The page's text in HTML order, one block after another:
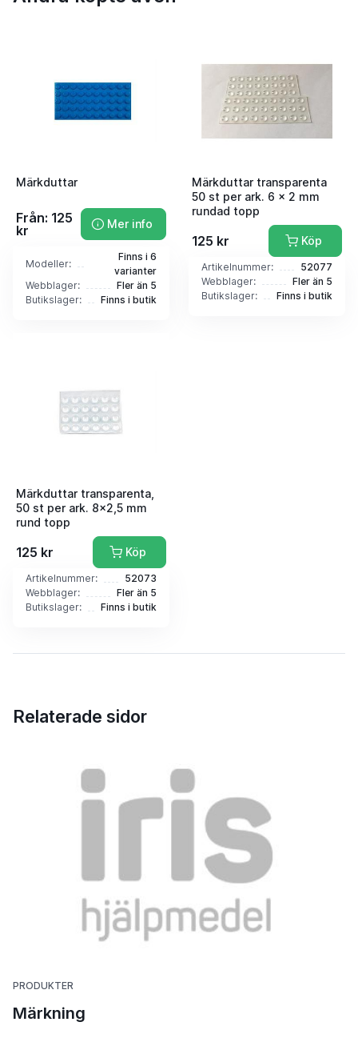
Märkduttar
Från: 125
kr
Mer info
Modeller:
Finns i 6
varianter
Webblager:
Fler än 5
Butikslager:
Finns i butik
Märkduttar transparenta
50 st per ark. 6 x 2 mm
rundad topp
125 kr Köp
Artikelnummer:
52077
Webblager:
Fler än 5
Butikslager:
Finns i butik
Märkduttar transparenta,
50 st per ark. 8x2,5 mm
rund topp
125 kr Köp
Artikelnummer:
52073
Webblager:
Fler än 5
Butikslager:
Finns i butik
Relaterade sidor
PRODUKTER
Märkning